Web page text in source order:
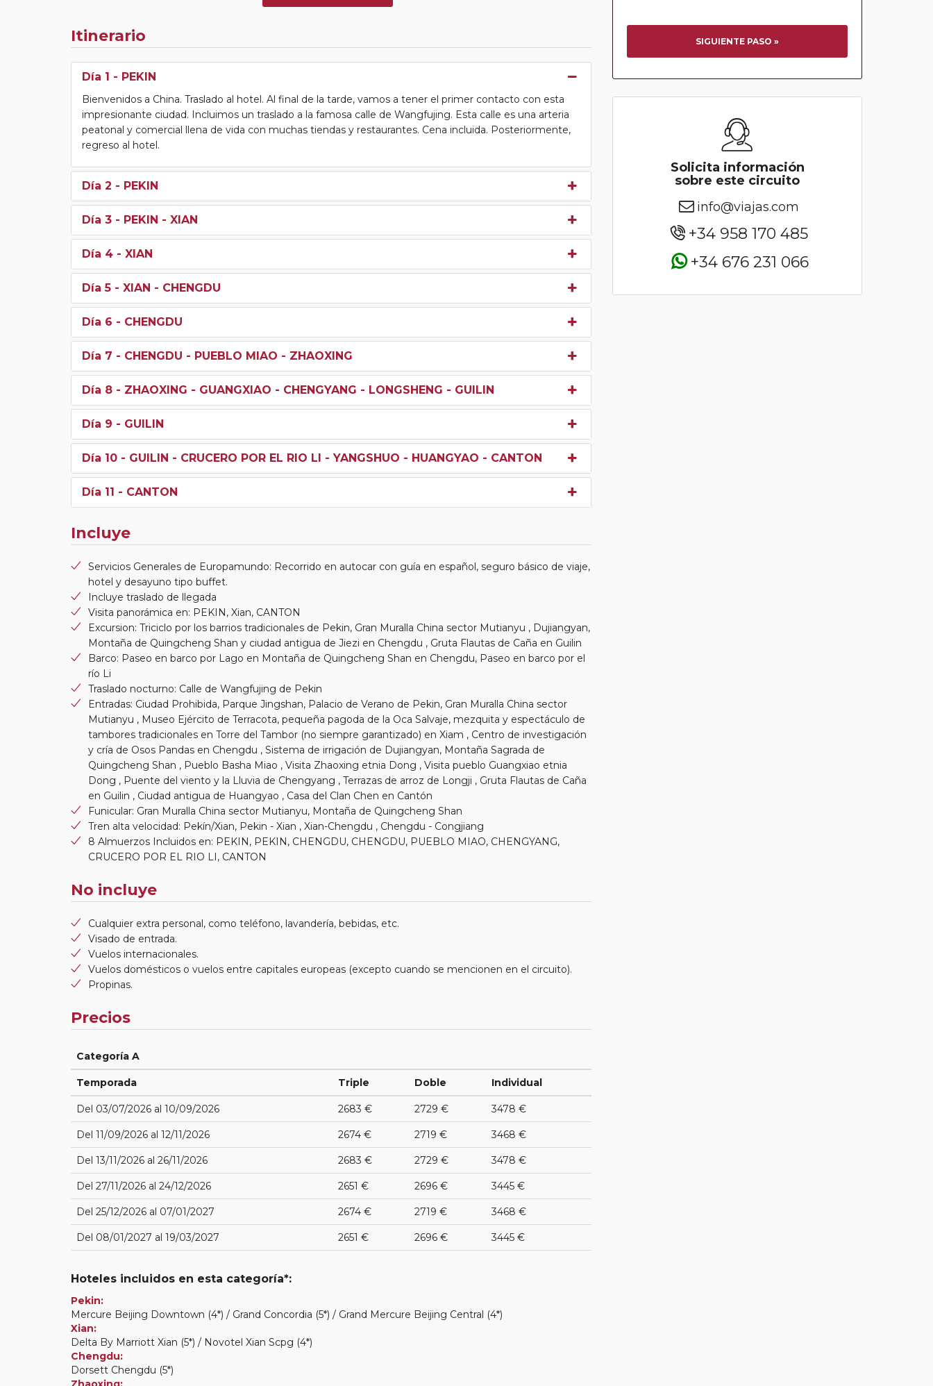
Itinerario
Día 1 - PEKIN
Bienvenidos a China. Traslado al hotel. Al final de la tarde, vamos a tener el primer contacto con esta
impresionante ciudad. Incluimos un traslado a la famosa calle de Wangfujing. Esta calle es una arteria
peatonal y comercial llena de vida con muchas tiendas y restaurantes. Cena incluida. Posteriormente,
regreso al hotel.
Día 2 - PEKIN
Día 3 - PEKIN - XIAN
Día 4 - XIAN
Día 5 - XIAN - CHENGDU
Día 6 - CHENGDU
Día 7 - CHENGDU - PUEBLO MIAO - ZHAOXING
Día 8 - ZHAOXING - GUANGXIAO - CHENGYANG - LONGSHENG - GUILIN
Día 9 - GUILIN
Día 10 - GUILIN - CRUCERO POR EL RIO LI - YANGSHUO - HUANGYAO - CANTON
Día 11 - CANTON
Incluye
Servicios Generales de Europamundo: Recorrido en autocar con guía en español, seguro básico de viaje,
hotel y desayuno tipo buffet.
Incluye traslado de llegada
Visita panorámica en: PEKIN, Xian, CANTON
Excursion: Triciclo por los barrios tradicionales de Pekin, Gran Muralla China sector Mutianyu , Dujiangyan,
Montaña de Quingcheng Shan y ciudad antigua de Jiezi en Chengdu , Gruta Flautas de Caña en Guilin
Barco: Paseo en barco por Lago en Montaña de Quingcheng Shan en Chengdu, Paseo en barco por el
río Li
Traslado nocturno: Calle de Wangfujing de Pekin
Entradas: Ciudad Prohibida, Parque Jingshan, Palacio de Verano de Pekin, Gran Muralla China sector
Mutianyu , Museo Ejército de Terracota, pequeña pagoda de la Oca Salvaje, mezquita y espectáculo de
tambores tradicionales en Torre del Tambor (no siempre garantizado) en Xiam , Centro de investigación
y cría de Osos Pandas en Chengdu , Sistema de irrigación de Dujiangyan, Montaña Sagrada de
Quingcheng Shan , Pueblo Basha Miao , Visita Zhaoxing etnia Dong , Visita pueblo Guangxiao etnia
Dong , Puente del viento y la Lluvia de Chengyang , Terrazas de arroz de Longji , Gruta Flautas de Caña
en Guilin , Ciudad antigua de Huangyao , Casa del Clan Chen en Cantón
Funicular: Gran Muralla China sector Mutianyu, Montaña de Quingcheng Shan
Tren alta velocidad: Pekín/Xian, Pekin - Xian , Xian-Chengdu , Chengdu - Congjiang
8 Almuerzos Incluidos en: PEKIN, PEKIN, CHENGDU, CHENGDU, PUEBLO MIAO, CHENGYANG,
CRUCERO POR EL RIO LI, CANTON
No incluye
Cualquier extra personal, como teléfono, lavandería, bebidas, etc.
Visado de entrada.
Vuelos internacionales.
Vuelos domésticos o vuelos entre capitales europeas (excepto cuando se mencionen en el circuito).
Propinas.
Precios
Categoría A
Temporada Triple Doble Individual
Del 03/07/2026 al 10/09/2026 2683 € 2729 € 3478 €
Del 11/09/2026 al 12/11/2026 2674 € 2719 € 3468 €
Del 13/11/2026 al 26/11/2026 2683 € 2729 € 3478 €
Del 27/11/2026 al 24/12/2026 2651 € 2696 € 3445 €
Del 25/12/2026 al 07/01/2027 2674 € 2719 € 3468 €
Del 08/01/2027 al 19/03/2027 2651 € 2696 € 3445 €
Hoteles incluidos en esta categoría*:
Pekin:
Mercure Beijing Downtown (4*) / Grand Concordia (5*) / Grand Mercure Beijing Central (4*)
Xian:
Delta By Marriott Xian (5*) / Novotel Xian Scpg (4*)
Chengdu:
Dorsett Chengdu (5*)
SIGUIENTE PASO »
Solicita información
sobre este circuito
info@viajas.com
+34 958 170 485
+34 676 231 066